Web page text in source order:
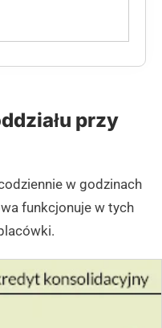
przy
w godzinach
funkcjonuje w tych